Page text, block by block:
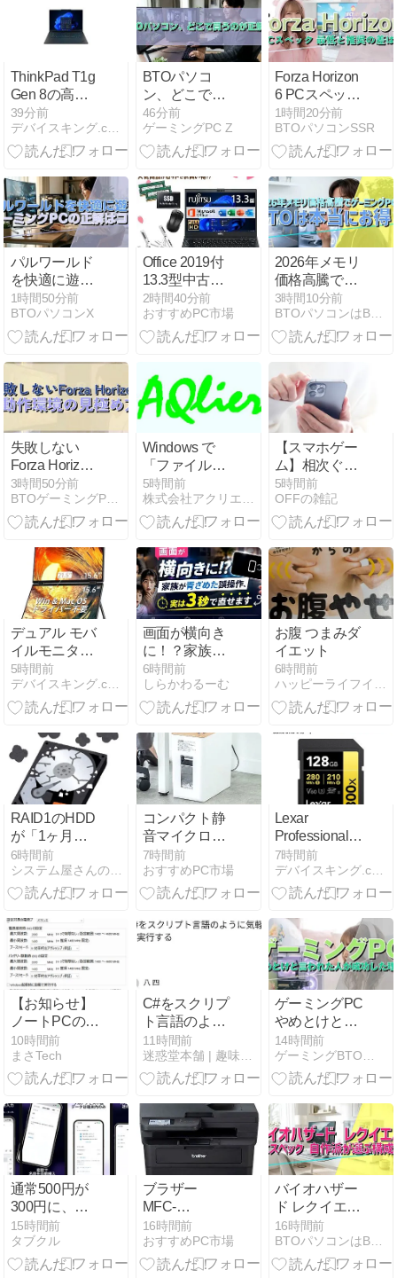
ThinkPad T1g
Gen 8の高性
能ビジネスノ
ート
39分前
デバイスキング.com
BTOパソコ
ン、どこで買
うのが正解？
46分前
ゲーミングPC Z
Forza Horizon
6 PCスペック
最低と推奨の
差は？
1時間20分前
BTOパソコンSSR
パルワールド
を快適に遊ぶ
ゲーミングPC
の正解はコレ
1時間50分前
BTOパソコンX
Office 2019付
13.3型中古モ
バイルPCの選
び方
2時間40分前
おすすめPC市場
2026年メモリ
価格高騰でゲ
ーミングPCの
BTOは本当に
お得？
3時間10分前
BTOパソコンはBuild To Orderの略
失敗しない
Forza Horizon
6 動作環境の
見極め方
3時間50分前
BTOゲーミングPCランキング
Windows で
「ファイル名
が変更できな
い」問題の原
因を静かに分
5時間前
株式会社アクリエ AQlier
【スマホゲー
ム】相次ぐ倒
産、過去最多
ペースで推移
5時間前
OFFの雑記
デュアル モバ
イルモニター
15.6インチ 2
画面の魅力と
は？
5時間前
デバイスキング.com
画面が横向き
に！？家族が
青ざめた誤操
作、実は3秒
で直せます
6時間前
しらかわるーむ
お腹 つまみダ
イエット
6時間前
ハッピーライフイン沖縄
RAID1のHDD
が「1ヶ月
差」で連続ク
ラッシュ 2.5
インチ15K高
寿命がシビア
6時間前
システム屋さんの忘備録
コンパクト静
音マイクロカ
ットシュレッ
ダー
7時間前
おすすめPC市場
Lexar
Professional
128GB V60高
速SDカードレ
ビュー
7時間前
デバイスキング.com
【お知らせ】
ノートPCの静
音・発熱対策
アプリ『Astra
CPU
発状況とスク
ショ公開！
10時間前
まさTech
C#をスクリプ
ト言語のよう
に気軽に実行
する
11時間前
ゲーミングPC
やめとけと言
われた人が成
功した理由
14時間前
通常500円が
300円に、定
型文・テンプ
レ入力キーボ
ード
15時間前
タブクル
ブラザー
MFC-
L2880DW 高
耐久モノクロ
複合機の魅力
16時間前
おすすめPC市場
バイオハザー
ド レクイエム
PCスペック
自作派が選ぶ
構成例
16時間前
BTOパソコンはBuild To Orderの略